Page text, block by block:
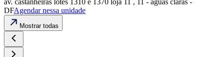
DFAgendar nessa unidade
Mostrar todas